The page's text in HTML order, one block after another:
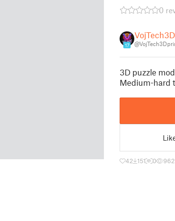
0
17
3D puzzle
Medium-hard
42 151 0 962